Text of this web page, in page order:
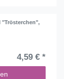
"Trösterchen",
4,59 € *